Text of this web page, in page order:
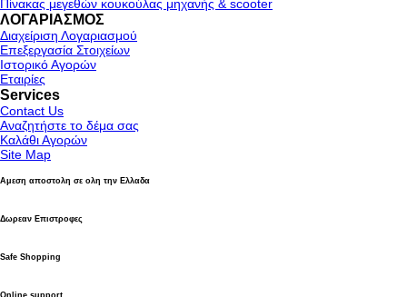
Πίνακας μεγεθών κουκούλας μηχανής & scooter
ΛΟΓΑΡΙΑΣΜΟΣ
Διαχείριση Λογαριασμού
Επεξεργασία Στοιχείων
Ιστορικό Αγορών
Εταιρίες
Services
Contact Us
Αναζητήστε το δέμα σας
Καλάθι Αγορών
Site Map
Αμεση αποστολη σε ολη την Ελλαδα
Δωρεαν Επιστροφες
Safe Shopping
Online support